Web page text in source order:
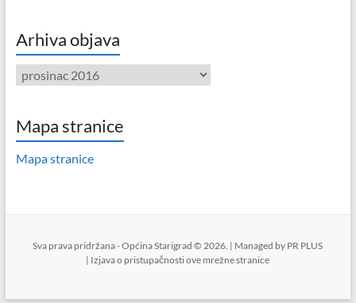
Arhiva objava
Arhiva
objava
Mapa stranice
Mapa stranice
Sva prava pridržana - Općina Starigrad © 2026. | Managed by PR PLUS
| Izjava o pristupačnosti ove mrežne stranice